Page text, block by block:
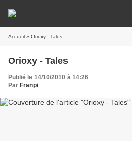
Accueil » Orioxy - Tales
Orioxy - Tales
Publié le 14/10/2010 à 14:26
Par Franpi